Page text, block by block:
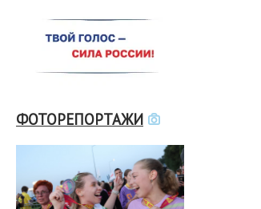
ФОТОРЕПОРТАЖИ